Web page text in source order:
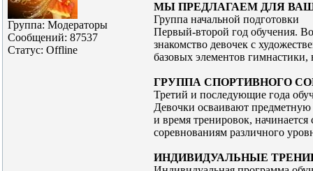
Группа: Модераторы
Сообщений: 87537
Статус: Offline
МЫ ПРЕДЛАГАЕМ ДЛЯ
Группа начальной подготовки
Первый-второй год обучения.
знакомство девочек с
базовых элементов
ГРУППА СПОРТИВНОГО
Третий и последующие года
Девочки осваивают предметную
и время тренировок,
соревнованиям различного
ИНДИВИДУАЛЬНЫЕ